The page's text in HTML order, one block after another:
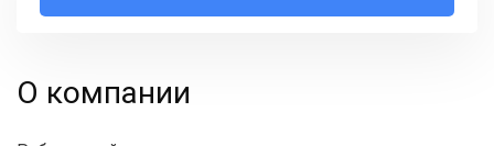
О компании